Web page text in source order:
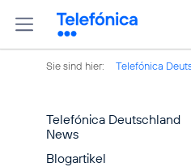
Sie sind hier: Telefónica
Telefónica Deutschland
News
Blogartikel